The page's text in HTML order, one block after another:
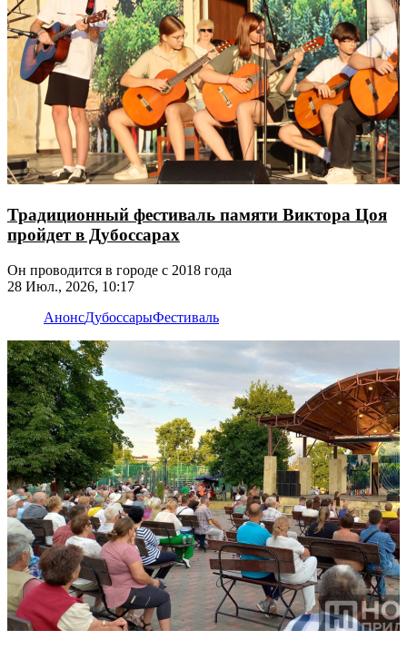
Традиционный фестиваль памяти Виктора Цоя
пройдет в Дубоссарах
Он проводится в городе с 2018 года
28 Июл., 2026, 10:17
АнонсДубоссарыФестиваль